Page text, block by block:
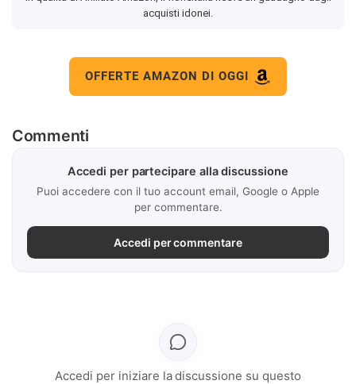
acquisti idonei.
OFFERTE AMAZON DI OGGI
Commenti
Accedi per partecipare alla discussione
Puoi accedere con il tuo account email, Google o Apple
per commentare.
Accedi per commentare
Accedi per iniziare la discussione su questo